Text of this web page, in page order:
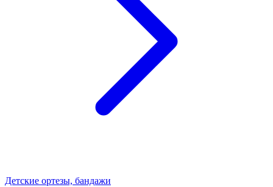
Детские ортезы, бандажи